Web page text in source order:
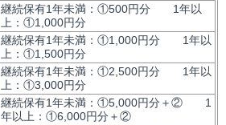
継続保有1年未満：①500円分 1年以
上：①1,000円分
継続保有1年未満：①1,000円分 1年以
上：①1,500円分
継続保有1年未満：①2,500円分 1年以
上：①3,000円分
継続保有1年未満：①5,000円分＋② 1
年以上：①6,000円分＋②